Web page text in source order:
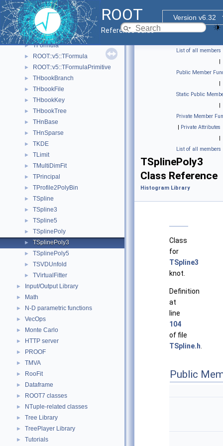
ROOT
Version v6.32
Reference Guide
► TBinomialEfficiencyFitter
► TConfidenceLevel
► TEfficiency
► TFitResult
► TFormula
► ROOT::v5::TFormula
► ROOT::v5::TFormulaPrimitive
► THbookBranch
► THbookFile
► THbookKey
► THbookTree
► THnBase
► THnSparse
► TKDE
► TLimit
► TMultiDimFit
► TPrincipal
► TProfile2PolyBin
► TSpline
► TSpline3
► TSpline5
► TSplinePoly
► TSplinePoly3
► TSplinePoly5
► TSVDUnfold
► TVirtualFitter
► Input/Output Library
► Math
► N-D parametric functions
► VecOps
► Monte Carlo
► HTTP server
► PROOF
► TMVA
► RooFit
► Dataframe
► ROOT7 classes
► NTuple-related classes
► Tree Library
► TreePlayer Library
► Tutorials
List of all members
|
Public Member
|
Static Public
|
Private Member
| Private Attributes
|
List of all members
TSplinePoly3
Class Reference
Histogram Library
Class
for
TSpline3
knot.
Definition
at
line
104
of file
TSpline.h
Public